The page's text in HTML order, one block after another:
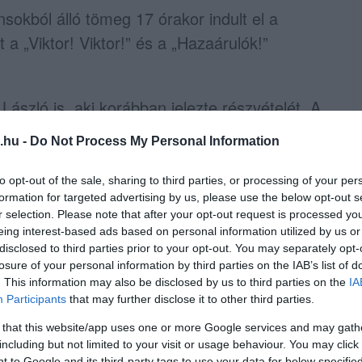
- Do Not Process My Personal Information
opt-out of the sale, sharing to third parties, or processing of your
for targeted advertising by us, please use the below opt-out
selection. Please note that after your opt-out request is processed
interest-based ads based on personal information utilized by us
to third parties prior to your opt-out. You may separately
of your personal information by third parties on the IAB’s list of
This information may also be disclosed by us to third parties on the
Participants that may further disclose it to other third parties.
that this website/app uses one or more Google services and may
but not limited to your visit or usage behaviour. You may
álló tömeg 17 órakor indult el a
„Viktor! Viktor!” és a „Hazaárulók!”
is, aki korábban jelezte részvételét. A
országgyűlési képviselő is, aki később
épületét is, ahol a beszámolók szerint
A demonstrálók elhaladásakor
mosolyogva szívecskét formált a
azt állította, hogy a kormányfő
és szándékosan provokálta a tüntetés
oldalán arról írt, hogy nemzeti zászlóval